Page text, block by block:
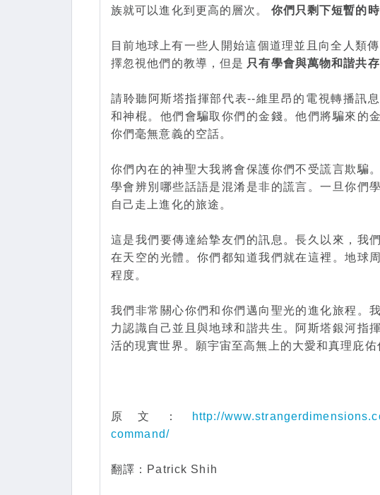
族就可以進化到更高的層次。
你們只剩下短暫的
目前地球上有一些人開始這個道理並且向全人類
擇忽視他們的教導，但是 只有學會與萬物和諧共
請聆聽阿斯塔指揮部代表--維里昂的電視轉播訊
和神棍。他們會騙取你們的金錢。他們將騙來的
你們毫無意義的空話。
你們內在的神聖大我將會保護你們不受謊言欺騙
學會辨別哪些話語是混淆是非的謊言。一旦你們
自己走上進化的旅途。
這是我們要傳達給摯友們的訊息。長久以來，我
在天空的光體。你們都知道我們就在這裡。地球
程度。
我們非常關心你們和你們邁向聖光的進化旅程。
力認識自己並且與地球和諧共生。阿斯塔銀河指
活的現實世界。願宇宙至高無上的大愛和真理庇佑
原文：
http://
command/
翻譯：Patrick Shih